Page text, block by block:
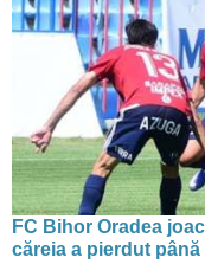
FC Bihor Oradea
căreia a pierdut